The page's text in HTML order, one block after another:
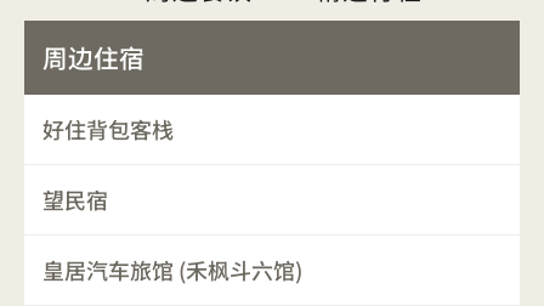
周边住宿
好住背包客栈
望民宿
皇居汽车旅馆 (禾枫斗六馆)